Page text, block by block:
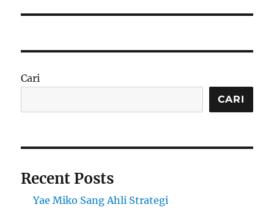
Cari
CARI
Recent Posts
Yae Miko Sang Ahli Strategi